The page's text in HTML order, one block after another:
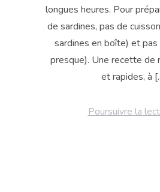
longues heures. Pour
de sardines, pas de
sardines en boîte) et pas
presque). Une recette de
et rapides, à
Poursuivre la